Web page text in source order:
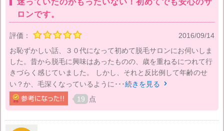
ロンです。
評価：
2016/09/14
お恥ずかしい話、３０代になって初めて脱毛サロンにお伺いしま
した。昔から脱毛に興味はあったものの、歳を重ねるにつれて行
きづらく感じていました。 しかし、それと反比例して年齢のせ
い？か、毛深くなっているように･･･続きを見る 
19 点